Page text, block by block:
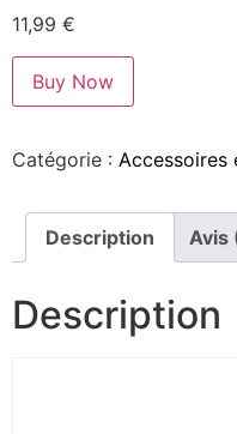
11,99 €
Buy Now
Catégorie : Accessoires
Description Avis
Description